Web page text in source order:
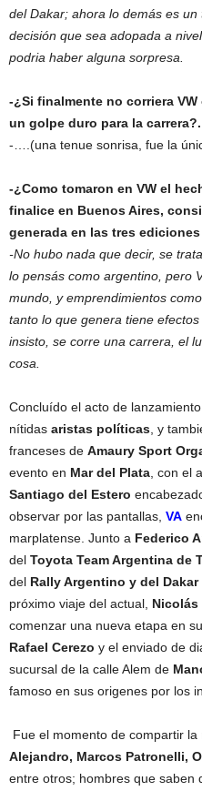
del Dakar; ahora lo demás es
decisión que sea adopada a
podria haber alguna sorpresa.
-¿Si finalmente no corriera
un golpe duro para la carrera?.
-….(una tenue sonrisa, fue la
-¿Como tomaron en VW el
finalice en Buenos Aires,
generada en las tres
-No hubo nada que decir, se
lo pensás como argentino, pero
mundo, y emprendimientos
tanto lo que genera tiene
insisto, se corre una carrera, el
cosa.
Concluído el acto de
nítidas aristas políticas , y
franceses de Amaury Sport
evento en Mar del Plata , con el
Santiago del Estero
observar por las pantallas, VA
marplatense. Junto a Federico
del Toyota Team Argentina de
del Rally Argentino y del Dakar
próximo viaje del actual, Nicolás
comenzar una nueva etapa en
Rafael Cerezo y el enviado de
sucursal de la calle Alem de
famoso en sus origenes por los
Fue el momento de compartir
Alejandro, Marcos Patronelli,
entre otros; hombres que saben